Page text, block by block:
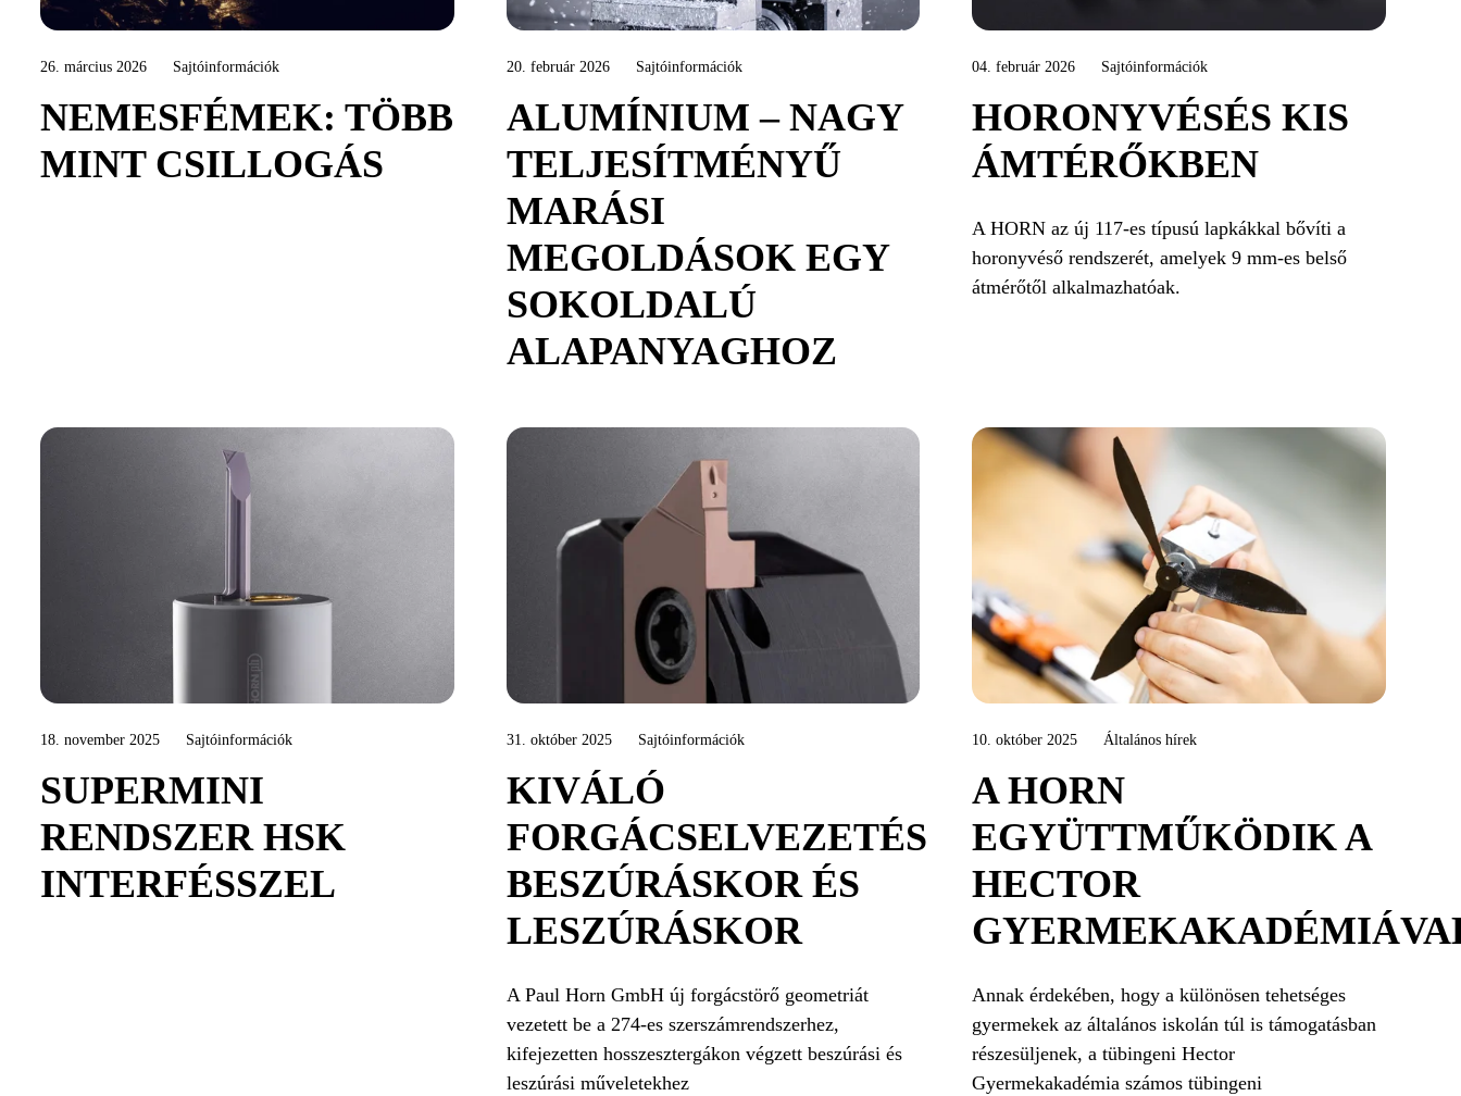
26. március 2026 Sajtóinformációk
NEMESFÉMEK: TÖBB
MINT CSILLOGÁS
20. február 2026 Sajtóinformációk
ALUMÍNIUM – NAGY
TELJESÍTMÉNYŰ
MARÁSI
MEGOLDÁSOK EGY
SOKOLDALÚ
ALAPANYAGHOZ
04. február 2026 Sajtóinformációk
HORONYVÉSÉS KIS
ÁMTÉRŐKBEN
A HORN az új 117-es típusú lapkákkal bővíti a
horonyvéső rendszerét, amelyek 9 mm-es belső
átmérőtől alkalmazhatóak.
18. november 2025 Sajtóinformációk
SUPERMINI
RENDSZER HSK
INTERFÉSSZEL
31. október 2025 Sajtóinformációk
KIVÁLÓ
FORGÁCSELVEZETÉS
BESZÚRÁSKOR ÉS
LESZÚRÁSKOR
A Paul Horn GmbH új forgácstörő geometriát
vezetett be a 274-es szerszámrendszerhez,
kifejezetten hosszesztergákon végzett beszúrási és
leszúrási műveletekhez
10. október 2025 Általános hírek
A HORN
EGYÜTTMŰKÖDIK A
HECTOR
Annak érdekében, hogy a különösen tehetséges
gyermekek az általános iskolán túl is támogatásban
részesüljenek, a tübingeni Hector
Gyermekakadémia számos tübingeni